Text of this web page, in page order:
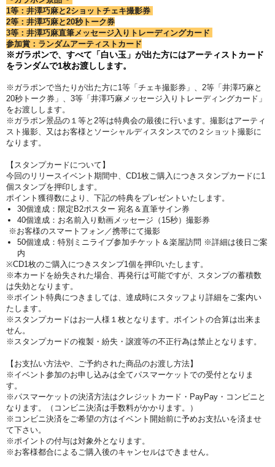
1等： 井澤巧麻と2ショットチェキ撮影券
2等： 井澤巧麻と20秒トーク券
3等： 井澤巧麻直筆メッセージ入りトレーディングカード
参加賞：ランダムアーティストカード
※ガラポンで、すべて「白い玉」が出た方にはアーティストカード
をランダムで1枚お渡しします。
※ガラポンで当たりが出た方に1等「チェキ撮影券」、2等「井澤巧麻と
20秒トーク券」、3等「井澤巧麻メッセージ入りトレーディングカード」
をお渡しします。
※ガラポン景品の１等と2等は特典会の最後に行います。撮影はアーティ
スト撮影、又はお客様とソーシャルディスタンスでの２ショット撮影に
なります。
【スタンプカードについて】
今回のリリースイベント期間中、CD1枚ご購入につきスタンプカードに1
個スタンプを押印します。
ポイント獲得数により、下記の特典をプレゼントいたします。
30個達成：限定B2ポスター 宛名＆直筆サイン券
40個達成：お名前入り動画メッセージ（15秒）撮影券
※お客様のスマートフォン／携帯にて撮影
50個達成：特別ミニライブ参加チケット＆楽屋訪問 ※詳細は後日ご案
内
※CD1枚のご購入につきスタンプ1個を押印いたします。
※本カードを紛失された場合、再発行は可能ですが、スタンプの蓄積数
は失効となります。
※ポイント特典につきましては、達成時にスタッフより詳細をご案内い
たします。
※スタンプカードはお一人様１枚となります。ポイントの合算は出来ま
せん。
※スタンプカードの複製・紛失・譲渡等の不正行為は禁止となります。
【お支払い方法や、ご予約された商品のお渡し方法】
※イベント参加のお申し込みは全てパスマーケットでの受付となりま
す。
※パスマーケットの決済方法はクレジットカード・PayPay ・コンビニと
なります。（コンビニ決済は手数料がかかります。）
※コンビニ決済をご希望の方はイベント開始前に予めお支払いを済ませ
て下さい。
※ポイントの付与は対象外となります。
※お客様都合によるご購入後のキャンセルはできません。